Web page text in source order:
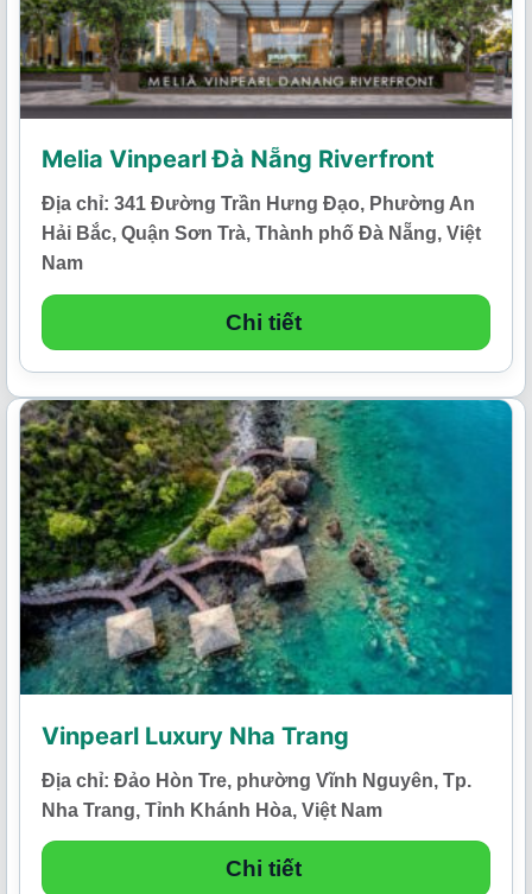
Melia Vinpearl Đà Nẵng Riverfront
Địa chỉ: 341 Đường Trần Hưng Đạo, Phường An
Hải Bắc, Quận Sơn Trà, Thành phố Đà Nẵng, Việt
Nam
Chi tiết
Vinpearl Luxury Nha Trang
Địa chỉ: Đảo Hòn Tre, phường Vĩnh Nguyên, Tp.
Nha Trang, Tỉnh Khánh Hòa, Việt Nam
Chi tiết